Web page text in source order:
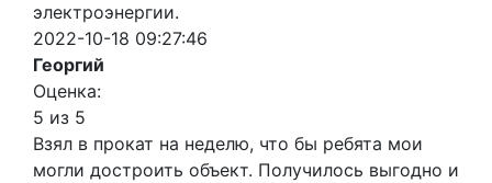
электроэнергии.
2022-10-18 09:27:46
Георгий
Оценка:
5 из 5
Взял в прокат на неделю, что бы ребята мои
могли достроить объект. Получилось выгодно и